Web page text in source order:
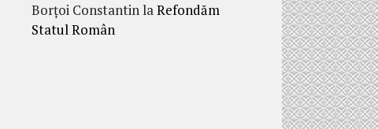
Borțoi ConstantinlaRefondăm
Statul Român